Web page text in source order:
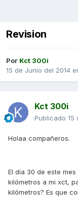
Revision
Por Kct 300i
15 de Junio del 2014
Kct 300i
Publicado 15
Holaa compañeros.
El día 30 de este
kilómetros a mi xct,
kilómetros? Es que